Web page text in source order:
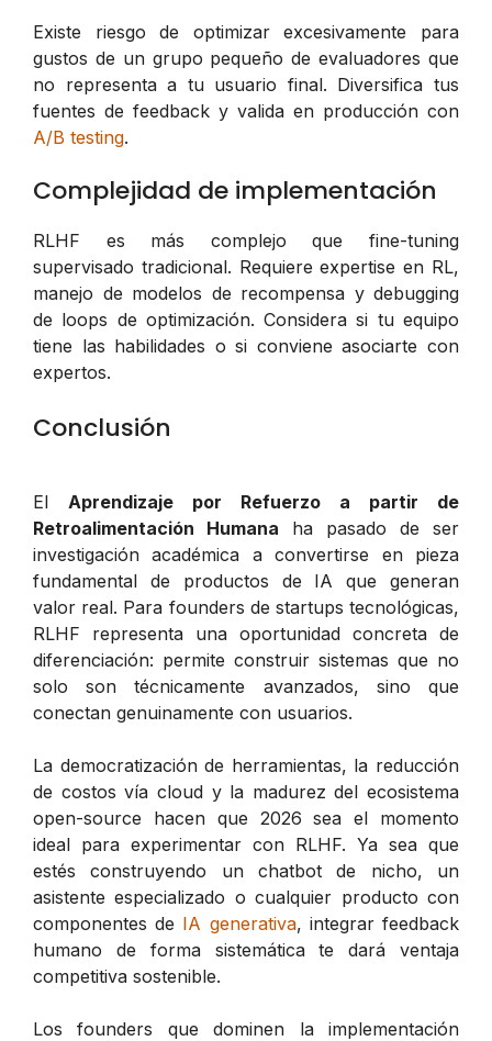
Existe riesgo de optimizar excesivamente para
gustos de un grupo pequeño de evaluadores que
no representa a tu usuario final. Diversifica tus
fuentes de feedback y valida en producción con
A/B testing.
Complejidad de implementación
RLHF es más complejo que fine-tuning
supervisado tradicional. Requiere expertise en RL,
manejo de modelos de recompensa y debugging
de loops de optimización. Considera si tu equipo
tiene las habilidades o si conviene asociarte con
expertos.
Conclusión
El Aprendizaje por Refuerzo a partir de
Retroalimentación Humana ha pasado de ser
investigación académica a convertirse en pieza
fundamental de productos de IA que generan
valor real. Para founders de startups tecnológicas,
RLHF representa una oportunidad concreta de
diferenciación: permite construir sistemas que no
solo son técnicamente avanzados, sino que
conectan genuinamente con usuarios.
La democratización de herramientas, la reducción
de costos vía cloud y la madurez del ecosistema
open-source hacen que 2026 sea el momento
ideal para experimentar con RLHF. Ya sea que
estés construyendo un chatbot de nicho, un
asistente especializado o cualquier producto con
componentes de IA generativa, integrar feedback
humano de forma sistemática te dará ventaja
competitiva sostenible.
Los founders que dominen la implementación